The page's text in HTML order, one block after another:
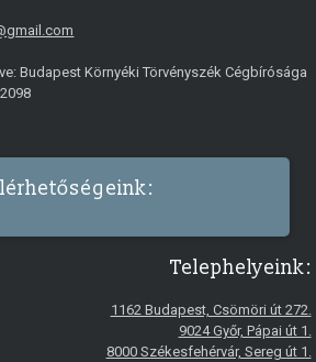
Budapest Környéki Törvényszék Cégbírósága
Telephelyeink:
1162 Budapest, Csömöri út 272.
9024 Győr, Pápai út 1.
8000 Székesfehérvár, Sereg út 1.